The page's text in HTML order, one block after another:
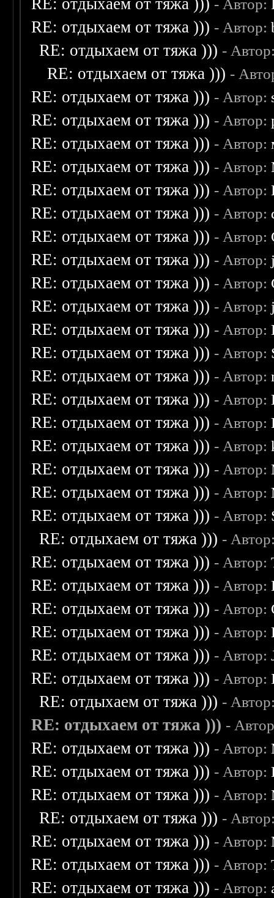
RE: отдыхаем от тяжа ))) - Автор:
RE: отдыхаем от тяжа ))) - Автор:
RE: отдыхаем от тяжа ))) -
RE: отдыхаем от тяжа ))) -
RE: отдыхаем от тяжа ))) - Автор:
RE: отдыхаем от тяжа ))) - Автор:
RE: отдыхаем от тяжа ))) - Автор:
RE: отдыхаем от тяжа ))) - Автор:
RE: отдыхаем от тяжа ))) - Автор:
RE: отдыхаем от тяжа ))) - Автор:
RE: отдыхаем от тяжа ))) - Автор:
RE: отдыхаем от тяжа ))) - Автор:
RE: отдыхаем от тяжа ))) - Автор:
RE: отдыхаем от тяжа ))) - Автор:
RE: отдыхаем от тяжа ))) - Автор:
RE: отдыхаем от тяжа ))) - Автор:
RE: отдыхаем от тяжа ))) - Автор:
RE: отдыхаем от тяжа ))) - Автор:
RE: отдыхаем от тяжа ))) - Автор:
RE: отдыхаем от тяжа ))) - Автор:
RE: отдыхаем от тяжа ))) - Автор:
RE: отдыхаем от тяжа ))) - Автор:
RE: отдыхаем от тяжа ))) - Автор:
RE: отдыхаем от тяжа ))) -
RE: отдыхаем от тяжа ))) - Автор:
RE: отдыхаем от тяжа ))) - Автор:
RE: отдыхаем от тяжа ))) - Автор:
RE: отдыхаем от тяжа ))) - Автор:
RE: отдыхаем от тяжа ))) - Автор:
RE: отдыхаем от тяжа ))) - Автор:
RE: отдыхаем от тяжа ))) -
RE: отдыхаем от тяжа ))) -
RE: отдыхаем от тяжа ))) - Автор:
RE: отдыхаем от тяжа ))) - Автор:
RE: отдыхаем от тяжа ))) - Автор:
RE: отдыхаем от тяжа ))) -
RE: отдыхаем от тяжа ))) - Автор:
RE: отдыхаем от тяжа ))) - Автор:
RE: отдыхаем от тяжа ))) - Автор: